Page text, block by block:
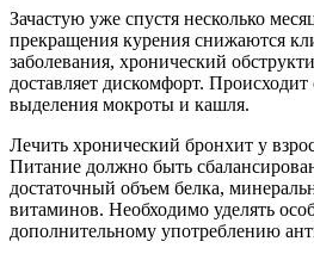
Зачастую уже спустя несколько
прекращения курения снижаются
заболевания, хронический
доставляет дискомфорт.
выделения мокроты и кашля.
Лечить хронический бронхит у
Питание должно быть
достаточный объем белка,
витаминов. Необходимо уделять
дополнительному употреблению